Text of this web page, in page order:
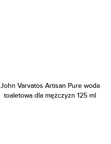
John Varvatos Artisan Pure woda
toaletowa dla mężczyzn 125 ml